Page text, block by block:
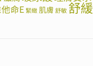
命E 緊緻 肌膚 舒敏 舒緩